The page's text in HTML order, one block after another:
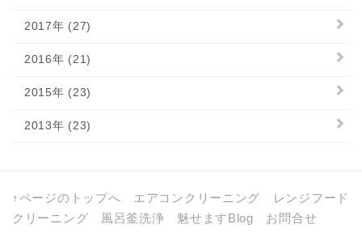
2017年 (27)
2016年 (21)
2015年 (23)
2013年 (23)
↑ページのトップへ エアコンクリーニング
レンジフード
クリーニング
風呂釜洗浄 魅せますBlog お問合せ